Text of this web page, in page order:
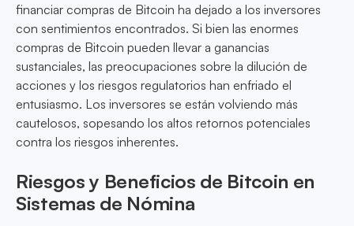
financiar compras de Bitcoin ha dejado a los inversores
con sentimientos encontrados. Si bien las enormes
compras de Bitcoin pueden llevar a ganancias
sustanciales, las preocupaciones sobre la dilución de
acciones y los riesgos regulatorios han enfriado el
entusiasmo. Los inversores se están volviendo más
cautelosos, sopesando los altos retornos potenciales
contra los riesgos inherentes.
Riesgos y Beneficios de Bitcoin en
Sistemas de Nómina